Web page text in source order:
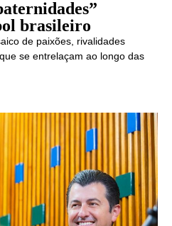
brasileiro
de paixões, rivalidades
se entrelaçam ao longo das